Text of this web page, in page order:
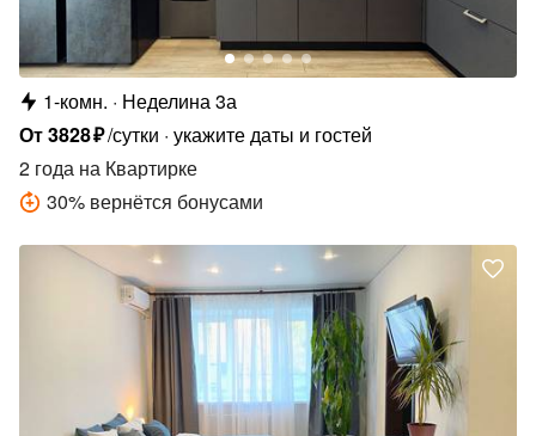
1-комн.
Неделина 3а
От3828₽/сутки укажите даты и гостей
2 года на Квартирке
30% вернётся бонусами